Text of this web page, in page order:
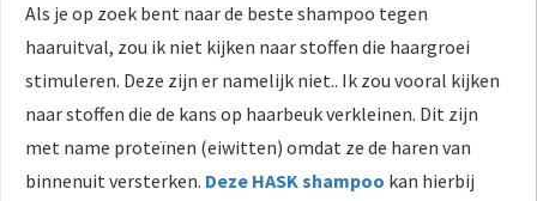
Als je op zoek bent naar de beste shampoo tegen
haaruitval, zou ik niet kijken naar stoffen die haargroei
stimuleren. Deze zijn er namelijk niet.. Ik zou vooral kijken
naar stoffen die de kans op haarbeuk verkleinen. Dit zijn
met name proteïnen (eiwitten) omdat ze de haren van
binnenuit versterken. Deze HASK shampoo kan hierbij